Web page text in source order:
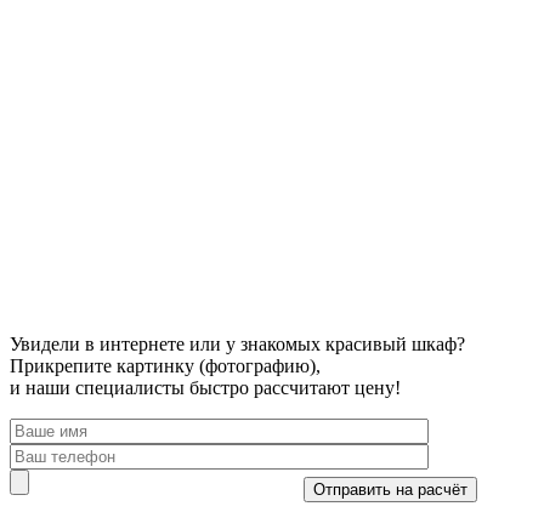
Увидели в интернете или у знакомых красивый шкаф?
Прикрепите картинку (фотографию),
и наши специалисты быстро рассчитают цену!